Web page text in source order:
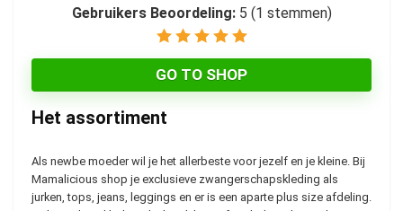
Gebruikers Beoordeling: 5 (1 stemmen)
GO TO SHOP
Het assortiment
Als newbe moeder wil je het allerbeste voor jezelf en je kleine. Bij
Mamalicious shop je exclusieve zwangerschapskleding als
jurken, tops, jeans, leggings en er is een aparte plus size afdeling.